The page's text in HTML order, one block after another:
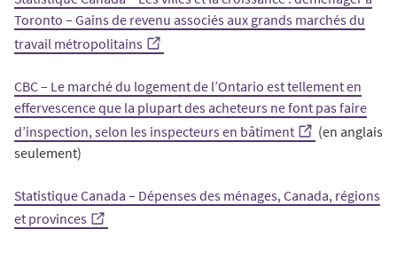
Toronto – Gains de revenu associés aux grands marchés du
travail métropolitains
CBC – Le marché du logement de l’Ontario est tellement en
effervescence que la plupart des acheteurs ne font pas faire
d’inspection, selon les inspecteurs en bâtiment
(en anglais
seulement)
Statistique Canada – Dépenses des ménages, Canada, régions
et provinces